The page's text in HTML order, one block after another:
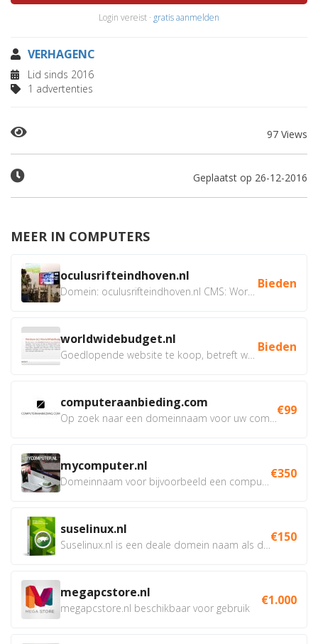
Login vereist · gratis aanmelden
VERHAGENC
Lid sinds 2016
1 advertenties
97 Views
Geplaatst op 26-12-2016
MEER IN COMPUTERS
oculusrifteindhoven.nl Bieden
worldwidebudget.nl Bieden
computeraanbieding.com €99
mycomputer.nl €350
suselinux.nl €150
megapcstore.nl
megapcstore.nl beschikbaar voor gebruik
€1.000